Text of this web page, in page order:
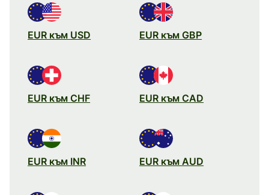
EUR към USD EUR към GBP
EUR към CHF EUR към CAD
EUR към INR EUR към AUD